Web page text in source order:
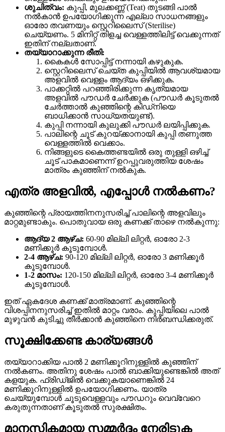
ശുചിത്വം: കുപ്പി, മുലക്കണ്ണ് (Teat) തുടങ്ങി പാൽ
നൽകാൻ ഉപയോഗിക്കുന്ന എല്ലാ സാധനങ്ങളും
ഓരോ തവണയും സ്റ്റെറിലൈസ് (Sterilise)
ചെയ്യണം. 5 മിനിറ്റ് തിളച്ച വെള്ളത്തിലിട്ട് വെക്കുന്നത്
ഇതിന് നല്ലതാണ്.
തയ്യാറാക്കുന്ന രീതി:
കൈകൾ സോപ്പിട്ട് നന്നായി കഴുകുക.
സ്റ്റെറിലൈസ് ചെയ്ത കുപ്പിയിൽ ആവശ്യമായ
അളവിൽ വെള്ളം ആദ്യം ഒഴിക്കുക.
പാക്കറ്റിൽ പറഞ്ഞിരിക്കുന്ന കൃത്യമായ
അളവിൽ പൗഡർ ചേർക്കുക (പൗഡർ കൂടുതൽ
ചേർത്താൽ കുഞ്ഞിന്റെ കിഡ്നിയെ
ബാധിക്കാൻ സാധ്യതയുണ്ട്).
കുപ്പി നന്നായി കുലുക്കി പൗഡർ ലയിപ്പിക്കുക.
പാലിന്റെ ചൂട് കുറയ്ക്കാനായി കുപ്പി തണുത്ത
വെള്ളത്തിൽ വെക്കാം.
നിങ്ങളുടെ കൈത്തണ്ടയിൽ ഒരു തുള്ളി ഒഴിച്ച്
ചൂട് പാകമാണെന്ന് ഉറപ്പുവരുത്തിയ ശേഷം
മാത്രം കുഞ്ഞിന് നൽകുക.
എത്ര അളവിൽ, എപ്പോൾ നൽകണം?
കുഞ്ഞിന്റെ പ്രായത്തിനനുസരിച്ച് പാലിന്റെ അളവിലും
മാറ്റമുണ്ടാകും. പൊതുവായ ഒരു കണക്ക് താഴെ നൽകുന്നു:
ആദ്യ 2 ആഴ്ച: 60-90 മില്ലി ലിറ്റർ, ഓരോ 2-3
മണിക്കൂർ കൂടുമ്പോൾ.
2-4 ആഴ്ച: 90-120 മില്ലി ലിറ്റർ, ഓരോ 3 മണിക്കൂർ
കൂടുമ്പോൾ.
1-2 മാസം: 120-150 മില്ലി ലിറ്റർ, ഓരോ 3-4 മണിക്കൂർ
കൂടുമ്പോൾ.
ഇത് ഏകദേശ കണക്ക് മാത്രമാണ്. കുഞ്ഞിന്റെ
വിശപ്പിനനുസരിച്ച് ഇതിൽ മാറ്റം വരാം. കുപ്പിയിലെ പാൽ
മുഴുവൻ കുടിച്ചു തീർക്കാൻ കുഞ്ഞിനെ നിർബന്ധിക്കരുത്.
സൂക്ഷിക്കേണ്ട കാര്യങ്ങൾ
തയ്യാറാക്കിയ പാൽ 2 മണിക്കൂറിനുള്ളിൽ കുഞ്ഞിന്
നൽകണം. അതിനു ശേഷം പാൽ ബാക്കിയുണ്ടെങ്കിൽ അത്
കളയുക. ഫ്രിഡ്ജിൽ വെക്കുകയാണെങ്കിൽ 24
മണിക്കൂറിനുള്ളിൽ ഉപയോഗിക്കണം. യാത്ര
ചെയ്യുമ്പോൾ ചൂടുവെള്ളവും പൗഡറും വെവ്വേറെ
കരുതുന്നതാണ് കൂടുതൽ സുരക്ഷിതം.
മാനസികമായ സമ്മർദ്ദം നേരിടുക